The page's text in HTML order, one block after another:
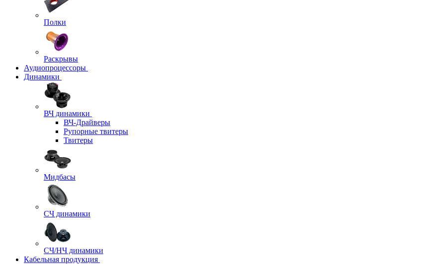
Полки
Раскрывы
Аудиопроцессоры
Динамики
ВЧ динамики
ВЧ-Драйверы
Рупорные твитеры
Твитеры
Мидбасы
СЧ динамики
СЧ/НЧ динамики
Кабельная продукция